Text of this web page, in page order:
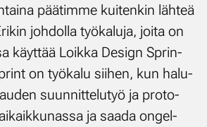
pää­tim­me kui­ten­kin läh­teä
joh­dol­la työ­ka­lu­ja, joi­ta on
käyt­tää Loik­ka De­sign Sprin­
on työ­ka­lu sii­hen, kun ha­lu­
suun­nit­te­lu­työ ja pro­to­
ja saa­da on­gel­